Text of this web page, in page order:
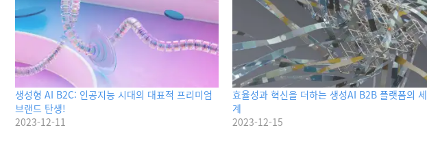
생성형 AI B2C: 인공지능 시대의 대표적 프리미엄
브랜드 탄생!
2023-12-11
효율성과 혁신을 더하는 생성AI B2B 플랫폼의 세
계
2023-12-15